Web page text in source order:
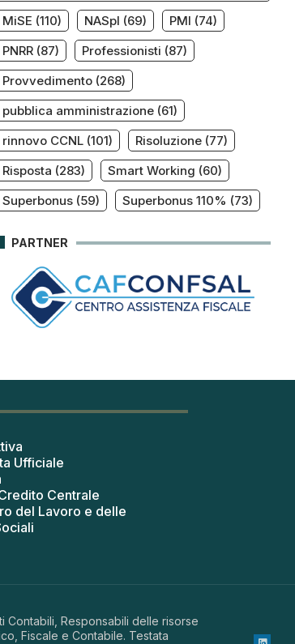
MiSE (110) NASpI (69) PMI (74)
PNRR(87) Professionisti (87)
Provvedimento(268)
pubblica amministrazione(61)
rinnovo CCNL(101) Risoluzione(77)
Risposta (283) Smart Working (60)
Superbonus(59) Superbonus 110% (73)
PARTNER
Ufficiale
Centrale
del Lavoro e delle
Contabili, Responsabili delle risorse
Fiscale e Contabile. Testata